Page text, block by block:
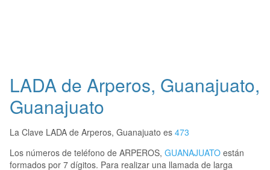
LADA de Arperos, Guanajuato,
Guanajuato
La Clave LADA de Arperos, Guanajuato es 473
Los números de teléfono de ARPEROS, GUANAJUATO están
formados por 7 dígitos. Para realizar una llamada de larga